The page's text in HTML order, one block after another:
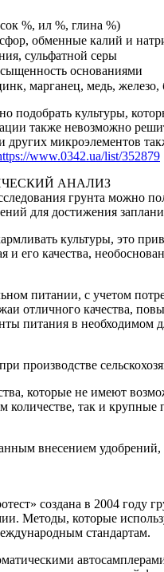
%, ил %, глина %)
обменные калий и
сульфатной серы
основаниями
марганец, медь, железо,
подобрать культуры,
также невозможно
других микроэлементов
www.0342.ua/list/352879
АНАЛИЗ
грунта можно
для достижения
культуры, это
его качества,
питании, с учетом
отличного качества,
питания в необходимом
производстве
которые не имеют
так и крупные
внесением удобрений,
создана в 2004 году
Методы, которые
стандартам.